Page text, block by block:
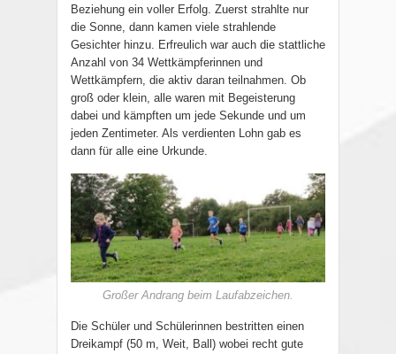
Beziehung ein voller Erfolg. Zuerst strahlte nur
die Sonne, dann kamen viele strahlende
Gesichter hinzu. Erfreulich war auch die stattliche
Anzahl von 34 Wettkämpferinnen und
Wettkämpfern, die aktiv daran teilnahmen. Ob
groß oder klein, alle waren mit Begeisterung
dabei und kämpften um jede Sekunde und um
jeden Zentimeter. Als verdienten Lohn gab es
dann für alle eine Urkunde.
Großer Andrang beim Laufabzeichen.
Die Schüler und Schülerinnen bestritten einen
Dreikampf (50 m, Weit, Ball) wobei recht gute